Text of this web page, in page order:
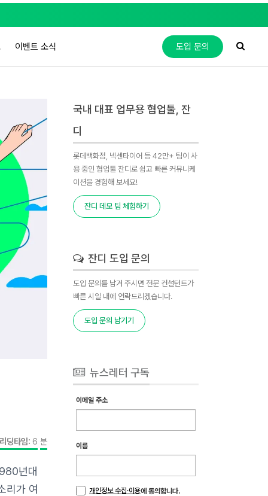
도입 문의
이벤트 소식
딩타임: 6 분
년대
리가 여
국내 대표 업무용 협업툴, 잔
디
롯데백화점, 넥센타이어 등 42만+ 팀이 사
용 중인 협업툴 잔디로 쉽고 빠른 커뮤니케
이션을 경험해 보세요!
잔디 데모 팀 체험하기
잔디 도입 문의
도입 문의를 남겨 주시면 전문 컨설턴트가
빠른 시일 내에 연락드리겠습니다.
도입 문의 남기기
뉴스레터 구독
이메일 주소
이름
개인정보 수집·이용에 동의합니다.